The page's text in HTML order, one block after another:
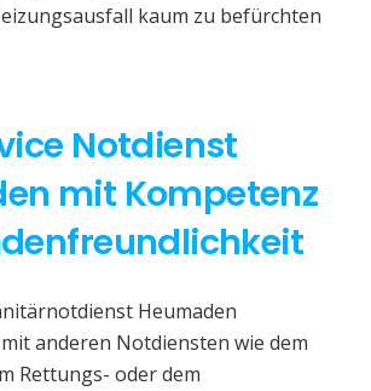
kaum zu befürchten
Notdienst
mit Kompetenz
Heumaden
anderen Notdiensten wie dem
Rettungs- oder dem